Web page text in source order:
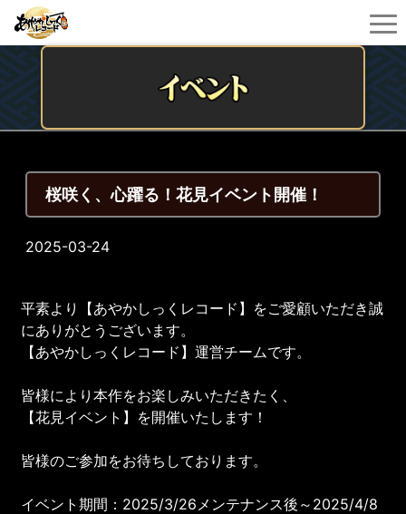
桜咲く、心躍る！花見イベント開催！
2025-03-24
平素より【あやかしっくレコード】をご愛顧いただき誠
にありがとうございます。
【あやかしっくレコード】運営チームです。
皆様により本作をお楽しみいただきたく、
【花見イベント】を開催いたします！
皆様のご参加をお待ちしております。
イベント期間：2025/3/26メンテナンス後～2025/4/8